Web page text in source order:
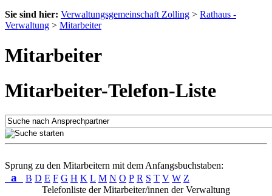
Sie sind hier: Verwaltungsgemeinschaft Zolling > Rathaus -
Verwaltung > Mitarbeiter
Mitarbeiter
Mitarbeiter-Telefon-Liste
Sprung zu den Mitarbeitern mit dem Anfangsbuchstaben:
a B D E F G H K L M N O P R S T V W Z
Telefonliste der Mitarbeiter/innen der Verwaltung